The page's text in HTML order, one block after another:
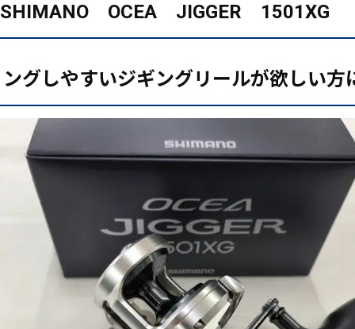
SHIMANO OCEA JIGGER 1501XG
グしやすいジギングリールが欲しい方